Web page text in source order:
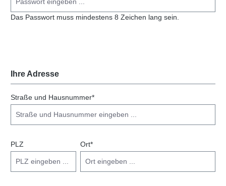
Das Passwort muss mindestens 8 Zeichen lang sein.
Ihre Adresse
Straße und Hausnummer*
PLZ Ort*